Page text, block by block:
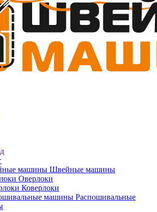
Швейные машины
Оверлоки
Коверлоки
Распошивальные